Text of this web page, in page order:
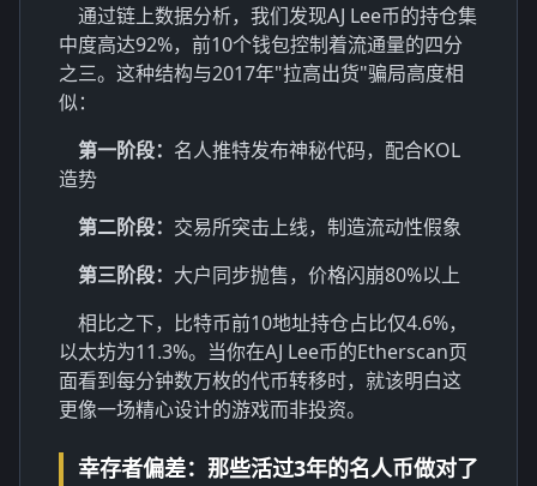
通过链上数据分析，我们发现AJ Lee币的持仓集
中度高达92%，前10个钱包控制着流通量的四分
之三。这种结构与2017年"拉高出货"骗局高度相
似：
第一阶段： 名人推特发布神秘代码，配合KOL
造势
第二阶段： 交易所突击上线，制造流动性假象
第三阶段： 大户同步抛售，价格闪崩80%以上
相比之下，比特币前10地址持仓占比仅4.6%，
以太坊为11.3%。当你在AJ Lee币的Etherscan页
面看到每分钟数万枚的代币转移时，就该明白这
更像一场精心设计的游戏而非投资。
幸存者偏差：那些活过3年的名人币做对了